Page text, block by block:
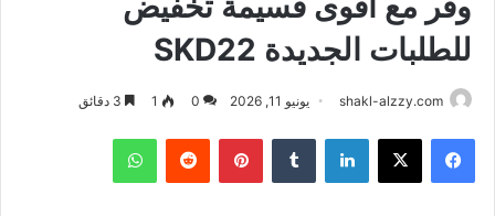
للطلبات الجديدة SKD22
shakl-alzzy.com يونيو 11, 2026 0
1
فيسبوك X لينكدإن بينتيريست واتساب